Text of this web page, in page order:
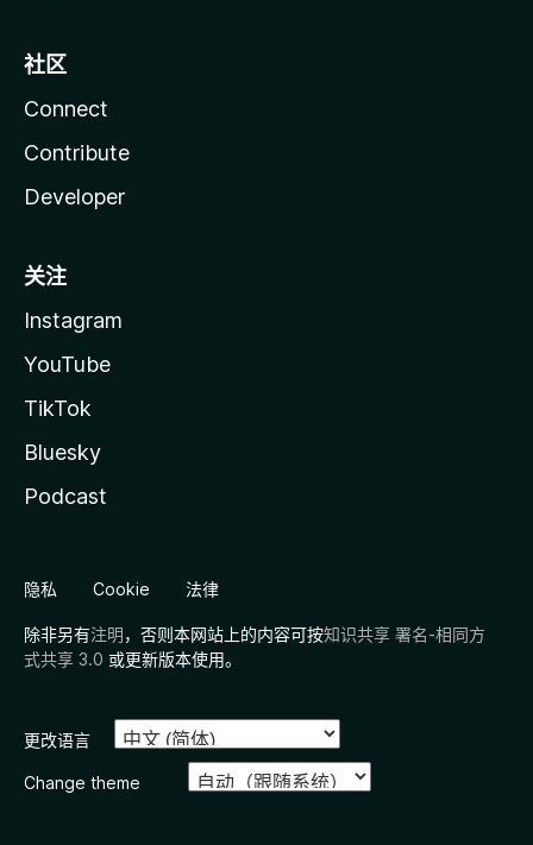
社区
Connect
Contribute
Developer
关注
Instagram
YouTube
TikTok
Bluesky
Podcast
隐私 Cookie 法律
除非另有注明，否则本网站上的内容可按知识共享 署名-相同方
式共享 3.0 或更新版本使用。
更改语言
Change theme